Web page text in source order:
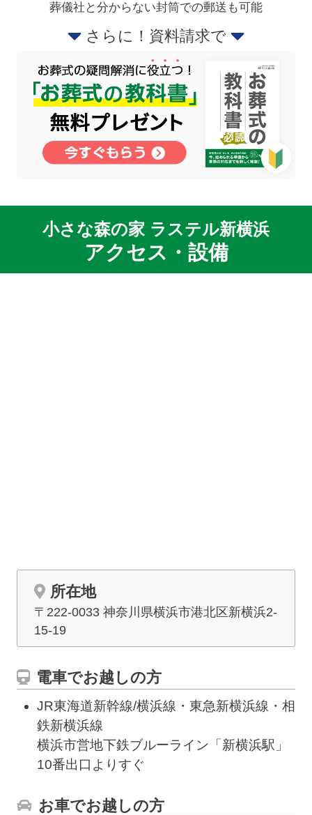
葬儀社と分からない封筒での郵送も可能
さらに！資料請求で
小さな森の家 ラステル新横浜
アクセス・設備
所在地
〒222-0033 神奈川県横浜市港北区新横浜2-
15-19
電車でお越しの方
JR東海道新幹線/横浜線・東急新横浜線・相
鉄新横浜線
横浜市営地下鉄ブルーライン「新横浜駅」
10番出口よりすぐ
お車でお越しの方